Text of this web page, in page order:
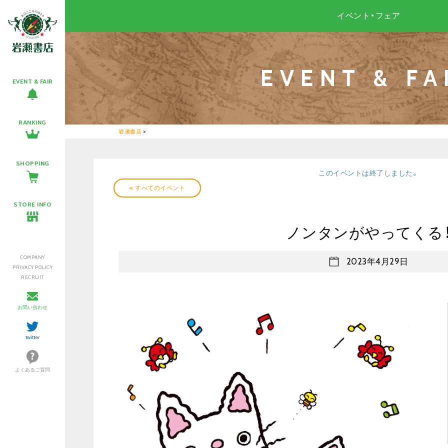
EVENT & FAIR
RANKING
SHOPPING
STORE INFO
COMPANY
PRIVACY POLICY
RECRUIT
お問い合わせ
twitter
よくあるご質問
イベント・フェア
EVENT &
岩瀬書店 >
« すべてのイベント
このイベントは終了しました。
ノンタンがやってくる
2023年4月29日